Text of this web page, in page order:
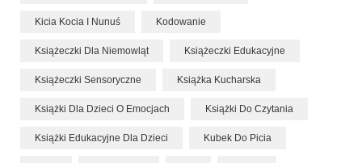
Kicia Kocia I Nunuś Kodowanie
Książeczki Dla Niemowląt Książeczki Edukacyjne
Książeczki Sensoryczne Książka Kucharska
Książki Dla Dzieci O Emocjach Książki Do Czytania
Książki Edukacyjne Dla Dzieci Kubek Do Picia